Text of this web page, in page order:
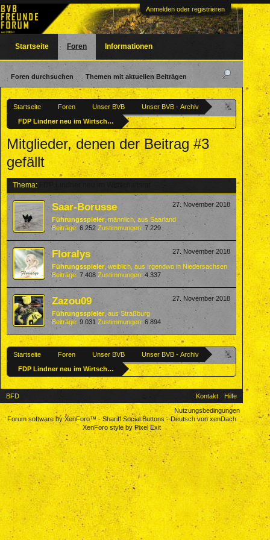
Anmelden oder registrieren
Startseite Foren Unser BVB
Unser BVB - Archiv
FDP Lindner neu im Wirtschaftsrat
Mitglieder, denen der Beitrag #3
gefällt
Thema:
27. November 2018
Saar-Borusse
Führungsspieler , männlich, aus Saarland
Beiträge: 6.252 Zustimmungen: 7.229
27. November 2018
Floralys
Führungsspieler , weiblich, aus Irgendwo in Niedersachsen
Beiträge: 7.408 Zustimmungen: 4.337
27. November 2018
Zazou09
Führungsspieler ,aus Straßburg
Beiträge: 9.031 Zustimmungen: 6.894
Startseite Foren Unser BVB
Unser BVB - Archiv
FDP Lindner neu im Wirtschaftsrat
Startseite Foren
Foren durchsuchen Themen mit aktuellen Beiträgen
Informationen
BFD Kontakt
Hilfe
Nutzungsbedingungen
Forum software by XenForo™-Shariff Social Buttons-Deutsch von xenDach
XenForo style by Pixel Exit